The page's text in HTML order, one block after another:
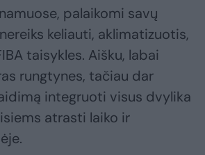
palaikomi savų
keliauti, aklimatizuotis,
taisykles. Aišku, labai
rungtynes, tačiau dar
integruoti visus dvylika
atrasti laiko ir